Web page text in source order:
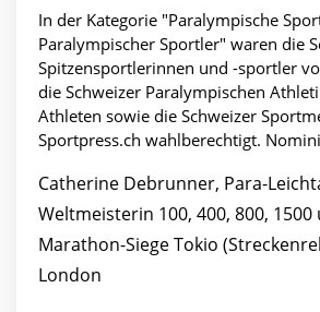
In der Kategorie "Paralympische
Paralympischer Sportler" waren die
Spitzensportlerinnen und -sportler
die Schweizer Paralympischen
Athleten sowie die Schweizer
Sportpress.ch wahlberechtigt.
Catherine Debrunner, Para-
Weltmeisterin 100, 400, 800,
Marathon-Siege Tokio
London